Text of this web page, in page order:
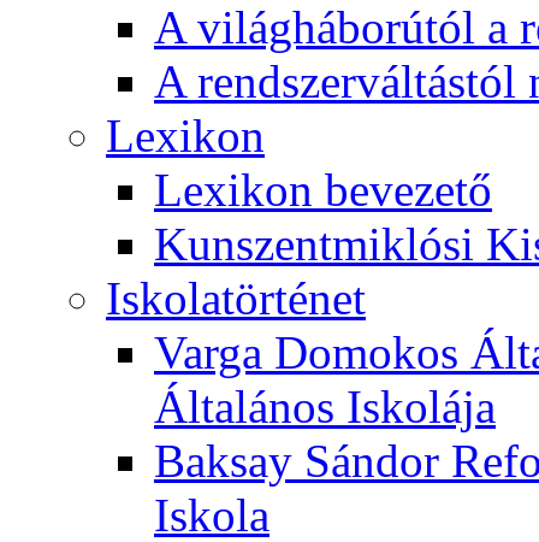
A világháborútól a
A rendszerváltástól
Lexikon
Lexikon bevezető
Kunszentmiklósi
Iskolatörténet
Varga Domokos
Általános Iskolája
Baksay Sándor
Iskola